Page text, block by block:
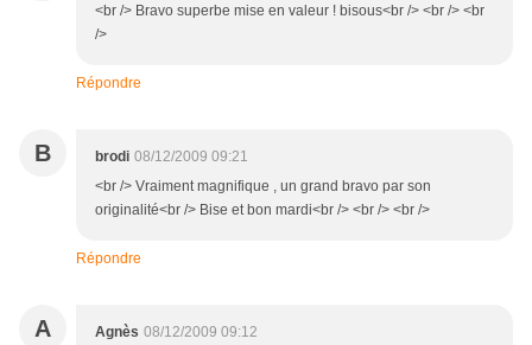
<br /> Bravo superbe mise en valeur ! bisous<br /> <br /> <br
/>
Répondre
B brodi 08/12/2009 09:21
<br /> Vraiment magnifique , un grand bravo par son
originalité<br /> Bise et bon mardi<br /> <br /> <br />
Répondre
A Agnès 08/12/2009 09:12